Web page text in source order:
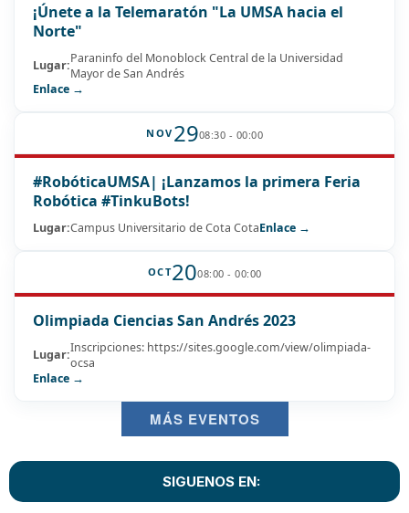
¡Únete a la Telemaratón "La UMSA hacia el
Norte"
Lugar:Paraninfo del Monoblock Central de la Universidad
Mayor de San Andrés
Enlace →
NOV 2908:30 - 00:00
#RobóticaUMSA| ¡Lanzamos la primera Feria
Robótica #TinkuBots!
Lugar:Campus Universitario de Cota CotaEnlace →
OCT2008:00 - 00:00
Olimpiada Ciencias San Andrés 2023
Lugar:Inscripciones: https://sites.google.com/view/olimpiada-
ocsa
Enlace →
MÁS EVENTOS
SIGUENOS EN: